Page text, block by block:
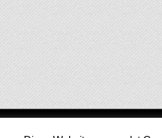
Copyright © 2026.